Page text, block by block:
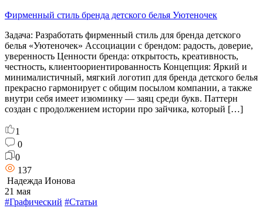
Фирменный стиль бренда детского белья Уютеночек
Задача: Разработать фирменный стиль для бренда детского
белья «Уютеночек» Ассоциации с брендом: радость, доверие,
уверенность Ценности бренда: открытость, креативность,
честность, клиентоориентированность Концепция: Яркий и
минималистичный, мягкий логотип для бренда детского белья
прекрасно гармонирует с общим посылом компании, а также
внутри себя имеет изюминку — заяц среди букв. Паттерн
создан с продолжением истории про зайчика, который […]
1
0
0
137
Надежда Ионова
21 мая
#Графический #Статьи